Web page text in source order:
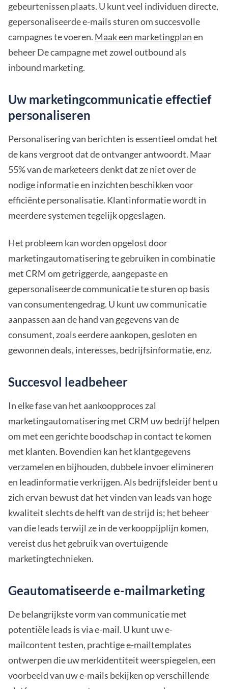
gebeurtenissen plaats. U kunt veel individuen directe,
gepersonaliseerde e-mails sturen om succesvolle
campagnes te voeren. Maak een marketingplanen
beheer De campagne met zowel outbound als
inbound marketing.
Uw marketingcommunicatie effectief
personaliseren
Personalisering van berichten is essentieel omdat het
de kans vergroot dat de ontvanger antwoordt. Maar
55% van de marketeers denkt dat ze niet over de
nodige informatie en inzichten beschikken voor
efficiënte personalisatie. Klantinformatie wordt in
meerdere systemen tegelijk opgeslagen.
Het probleem kan worden opgelost door
marketingautomatisering te gebruiken in combinatie
met CRM om getriggerde, aangepaste en
gepersonaliseerde communicatie te sturen op basis
van consumentengedrag. U kunt uw communicatie
aanpassen aan de hand van gegevens van de
consument, zoals eerdere aankopen, gesloten en
gewonnen deals, interesses, bedrijfsinformatie, enz.
Succesvol leadbeheer
In elke fase van het aankoopproces zal
marketingautomatisering met CRM uw bedrijf helpen
om met een gerichte boodschap in contact te komen
met klanten. Bovendien kan het klantgegevens
verzamelen en bijhouden, dubbele invoer elimineren
en leadinformatie verkrijgen. Als bedrijfsleider bent u
zich ervan bewust dat het vinden van leads van hoge
kwaliteit slechts de helft van de strijd is; het beheer
van die leads terwijl ze in de verkooppijplijn komen,
vereist dus het gebruik van overtuigende
marketingtechnieken.
Geautomatiseerde e-mailmarketing
De belangrijkste vorm van communicatie met
potentiële leads is via e-mail. U kunt uw e-
mailcontent testen, prachtigee-mailtemplates
ontwerpen die uw merkidentiteit weerspiegelen, een
voorbeeld van uw e-mails bekijken op verschillende